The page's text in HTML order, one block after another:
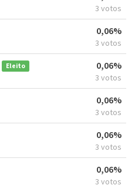
3 votos
0,06%
3 votos
Eleito 0,06%
3 votos
0,06%
3 votos
0,06%
3 votos
0,06%
3 votos